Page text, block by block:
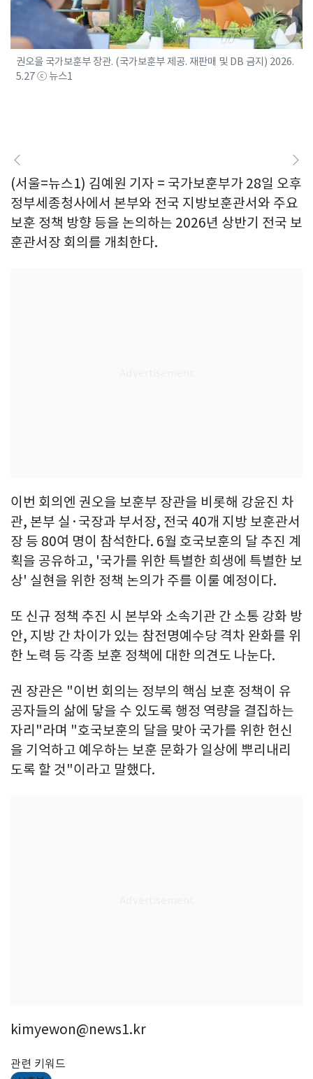
권오을 국가보훈부 장관. (국가보훈부 제공. 재판매 및 DB 금지) 2026.
5.27 ⓒ 뉴스1
(서울=뉴스1) 김예원 기자 = 국가보훈부가 28일 오후
정부세종청사에서 본부와 전국 지방보훈관서와 주요
보훈 정책 방향 등을 논의하는 2026년 상반기 전국 보
훈관서장 회의를 개최한다.
이번 회의엔 권오을 보훈부 장관을 비롯해 강윤진 차
관, 본부 실·국장과 부서장, 전국 40개 지방 보훈관서
장 등 80여 명이 참석한다. 6월 호국보훈의 달 추진 계
획을 공유하고, '국가를 위한 특별한 희생에 특별한 보
상' 실현을 위한 정책 논의가 주를 이룰 예정이다.
또 신규 정책 추진 시 본부와 소속기관 간 소통 강화 방
안, 지방 간 차이가 있는 참전명예수당 격차 완화를 위
한 노력 등 각종 보훈 정책에 대한 의견도 나눈다.
권 장관은 "이번 회의는 정부의 핵심 보훈 정책이 유
공자들의 삶에 닿을 수 있도록 행정 역량을 결집하는
자리"라며 "호국보훈의 달을 맞아 국가를 위한 헌신
을 기억하고 예우하는 보훈 문화가 일상에 뿌리내리
도록 할 것"이라고 말했다.
kimyewon@news1.kr
관련 키워드